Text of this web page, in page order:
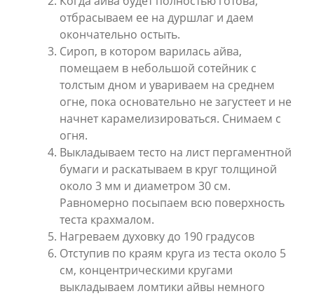
отбрасываем ее на дуршлаг и даем
окончательно остыть.
Сироп, в котором варилась айва,
помещаем в небольшой сотейник с
толстым дном и увариваем на среднем
огне, пока основательно не загустеет и не
начнет карамелизироваться. Снимаем с
огня.
Выкладываем тесто на лист пергаментной
бумаги и раскатываем в круг толщиной
около 3 мм и диаметром 30 см.
Равномерно посыпаем всю поверхность
теста крахмалом.
Нагреваем духовку до 190 градусов
Отступив по краям круга из теста около 5
см, концентрическими кругами
выкладываем ломтики айвы немного